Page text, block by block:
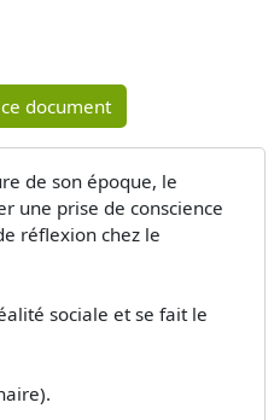
document
de son époque, le
une prise de conscience
réflexion chez le
sociale et se fait le